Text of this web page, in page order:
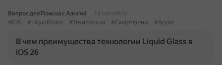
Вопрос для Поиска с Алисой
14 сентября
#IOS
#LiquidGlass #Технологии #Смартфоны #Apple
В чем преимущества технологии Liquid Glass в
iOS 26